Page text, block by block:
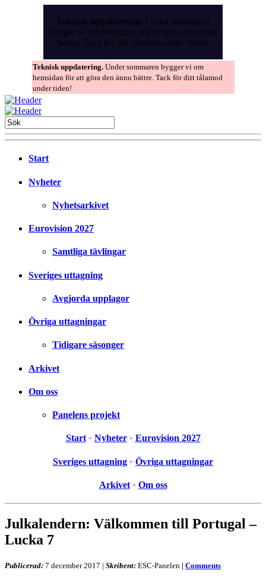
Teknisk uppdatering. Under sommaren
bygger vi om hemsidan för att göra den ännu
bättre. Tack för ditt tålamod under tiden!
Teknisk uppdatering. Under sommaren bygger vi om
hemsidan för att göra den ännu bättre. Tack för ditt tålamod
under tiden!
Start
Nyheter
Nyhetsarkivet
Eurovision 2027
Samtliga tävlingar
Sveriges uttagning
Avgjorda upplagor
Övriga uttagningar
Tidigare säsonger
Arkivet
Om oss
Panelens projekt
Start • Nyheter • Eurovision 2027
Sveriges uttagning • Övriga uttagningar
Arkivet • Om oss
Julkalendern: Välkommen till Portugal –
Lucka 7
Publicerad: 7 december 2017 | Skribent: ESC-Panelen | Comments